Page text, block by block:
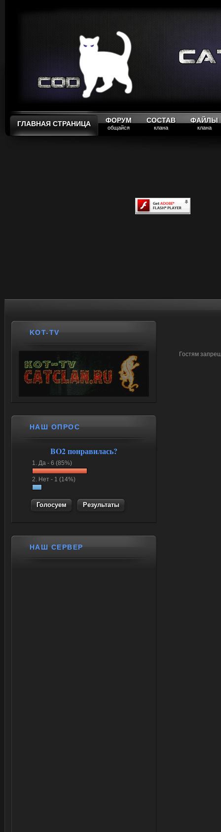
ГЛАВНАЯ СТРАНИЦА ФОРУМ
общайся
СОСТАВ
клана
ФАЙЛЫ
клана
Гостям
KOT-TV
НАШ ОПРОС
BO2 понравилась?
1. Да - 6 (85%)
2. Нет - 1 (14%)
Результаты
НАШ СЕРВЕР